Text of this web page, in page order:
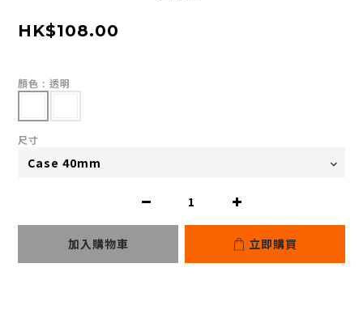
HK$108.00
顏色 : 透明
尺寸
加入購物車 立即購買